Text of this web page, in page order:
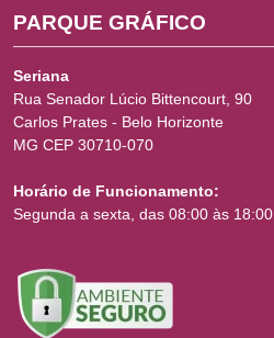
PARQUE GRÁFICO
Seriana
Rua Senador Lúcio Bittencourt, 90
Carlos Prates - Belo Horizonte
MG CEP 30710-070
Horário de Funcionamento:
Segunda a sexta, das 08:00 às 18:00.